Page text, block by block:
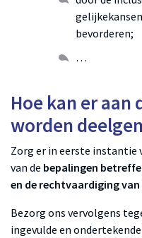
bevorderen;
…
Hoe kan er
worden
Zorg er in eerste instantie
van de bepalingen
en de rechtvaardiging van
Bezorg ons vervolgens
ingevulde en